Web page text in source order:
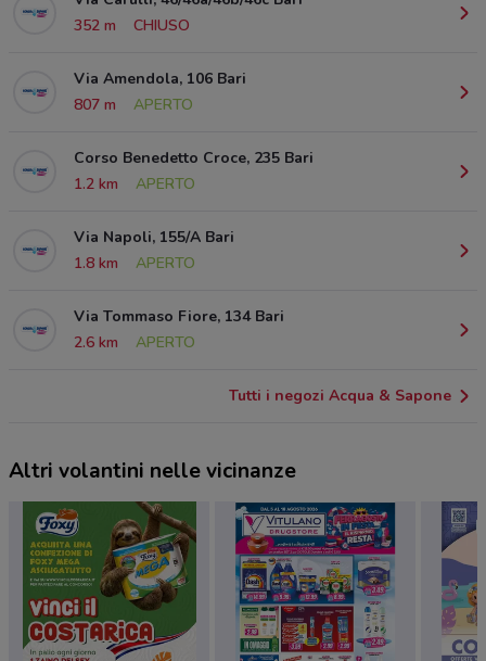
352 m
CHIUSO
Via Amendola, 106 Bari
807 m
APERTO
Corso Benedetto Croce, 235 Bari
1.2 km
APERTO
Via Napoli, 155/A Bari
1.8 km
APERTO
Via Tommaso Fiore, 134 Bari
2.6 km
APERTO
Tutti i negozi Acqua & Sapone
Altri volantini nelle vicinanze